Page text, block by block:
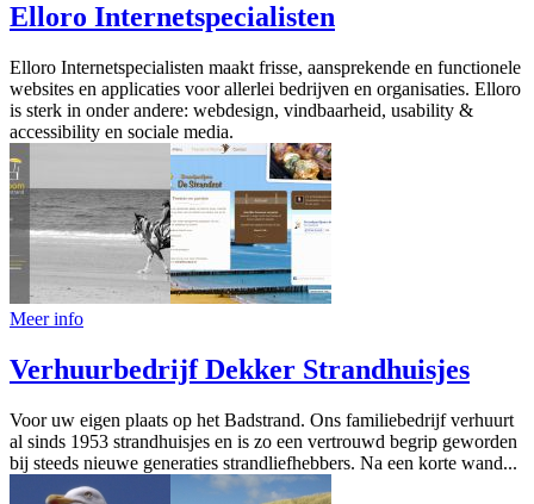
Elloro Internetspecialisten
Elloro Internetspecialisten maakt frisse, aansprekende en functionele
websites en applicaties voor allerlei bedrijven en organisaties. Elloro
is sterk in onder andere: webdesign, vindbaarheid, usability &
accessibility en sociale media.
Meer info
Verhuurbedrijf Dekker Strandhuisjes
Voor uw eigen plaats op het Badstrand. Ons familiebedrijf verhuurt
al sinds 1953 strandhuisjes en is zo een vertrouwd begrip geworden
bij steeds nieuwe generaties strandliefhebbers. Na een korte wand...